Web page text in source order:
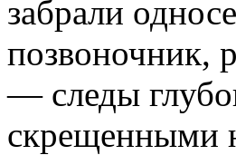
забрали
позвоночник,
— следы
скрещенными